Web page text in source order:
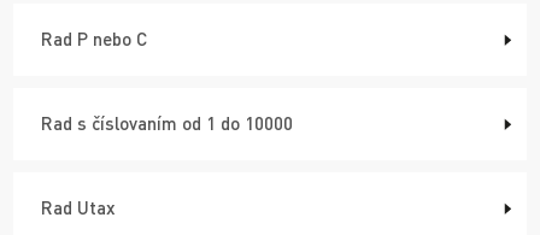
Rad P nebo C
Rad s číslovaním od 1 do 10000
Rad Utax